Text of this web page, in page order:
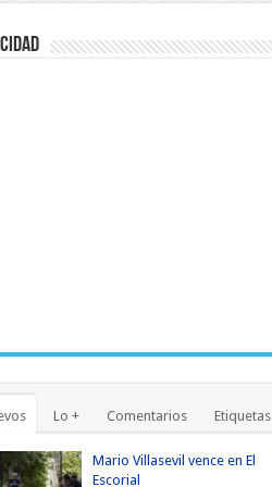
Lo + Comentarios Etiquetas
Mario Villasevil vence en El
Escorial